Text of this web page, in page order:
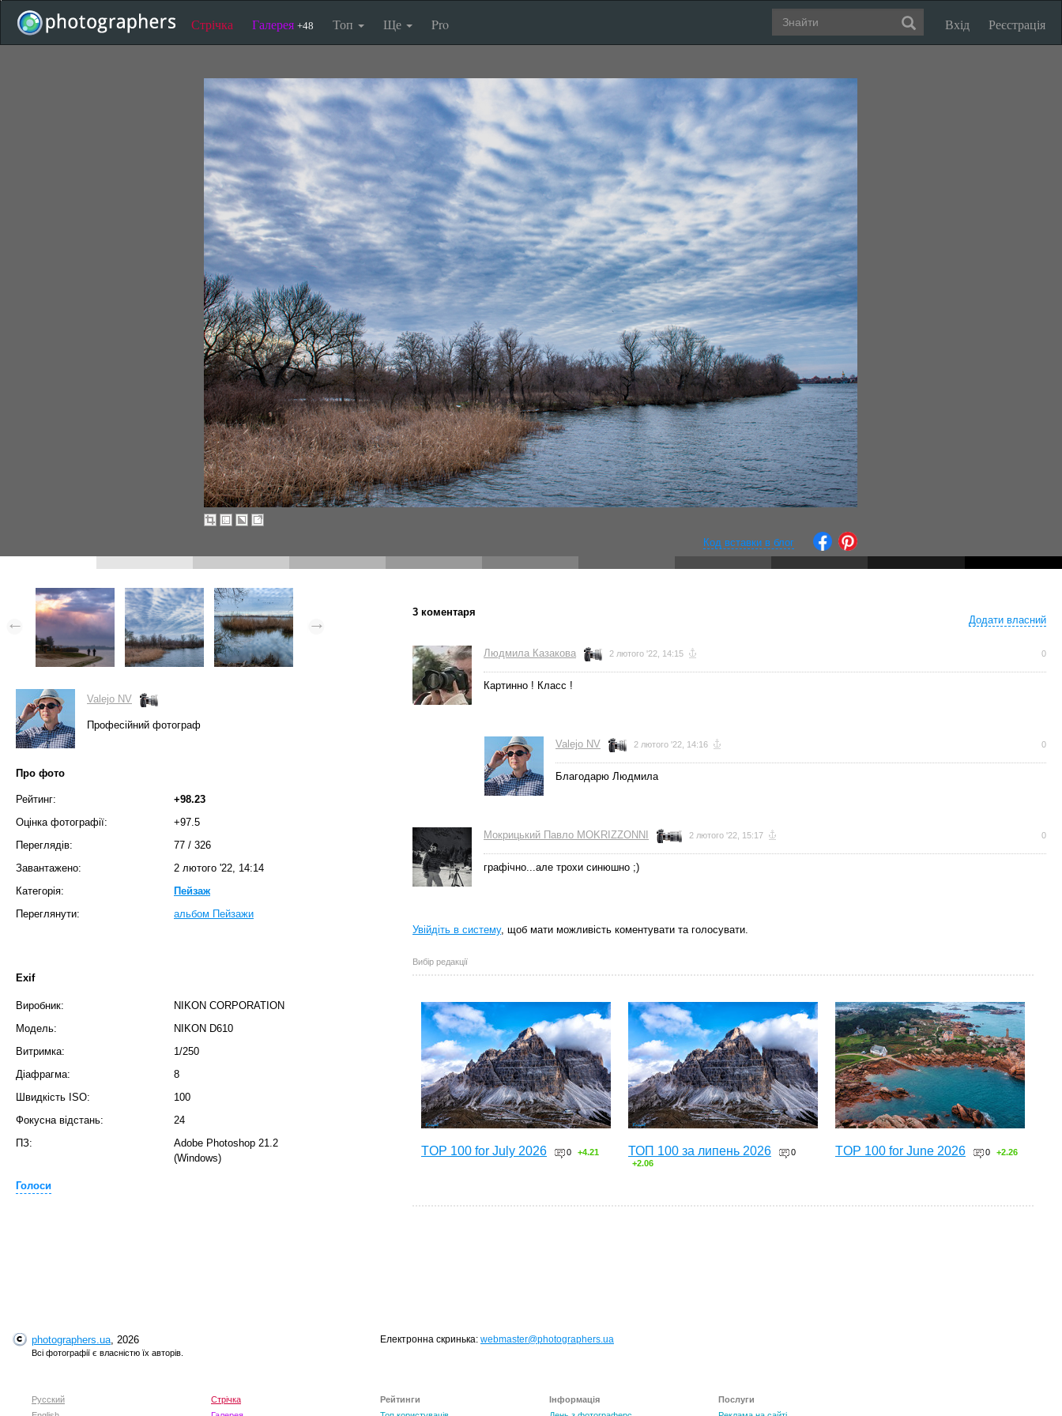
Стрічка Галерея +48 Топ Ще Pro Вхід Реєстрація
Код вставки в блог
← Остання
Valejo NV
Професійний фотограф
Про фото
Рейтинг:
+98.23
Оцінка фотографії:
+97.5
Переглядів:
77 / 326
Завантажено:
2 лютого '22, 14:14
Категорія:
Пейзаж
Переглянути:
альбом Пейзажи
Exif
Виробник:
NIKON CORPORATION
Модель:
NIKON D610
Витримка:
1/250
Діафрагма:
8
Швидкість ISO:
100
Фокусна відстань:
24
ПЗ:
Adobe Photoshop 21.2
(Windows)
Голоси
3 коментаря
Додати власний
Людмила Казакова 2 лютого '22, 14:15 0
Картинно ! Класс !
Valejo NV 2 лютого '22, 14:16 0
Благодарю Людмила
Мокрицький Павло MOKRIZZONNI 2 лютого '22, 15:17 0
графічно...але трохи синюшно ;)
Увійдіть в систему, щоб мати можливість коментувати та голосувати.
Вибір редакції
TOP 100 for July 2026 0 +4.21 ТОП 100 за липень 2026
0
+2.06
TOP 100 for June 2026 0 +2.26
photographers.ua, 2026
Всі фотографії є власністю їх авторів.
Електронна скринька: webmaster@photographers.ua
Русский
Стрічка
Рейтинги
Інформація
Послуги